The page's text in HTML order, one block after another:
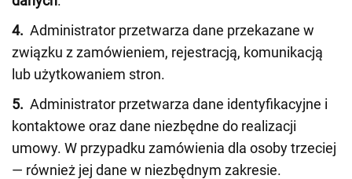
4. Administrator przetwarza dane przekazane w
związku z zamówieniem, rejestracją, komunikacją
lub użytkowaniem stron.
5. Administrator przetwarza dane identyfikacyjne i
kontaktowe oraz dane niezbędne do realizacji
umowy. W przypadku zamówienia dla osoby trzeciej
— również jej dane w niezbędnym zakresie.